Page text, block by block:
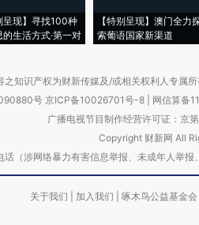
呈现】寻找100种
的生活方式·第一对
【特别呈现】澳门全力
索葡语国家新渠道
之知识产权为财新传媒及/或相关权利人专属
号 京ICP备10026701号-8 网信算备
广播电视节目制作经营许可证：京
Copyright 财新网 All
话（涉网络暴力有害信息举报、未成年人
关于我们 加入我们 啄木鸟公益基金会